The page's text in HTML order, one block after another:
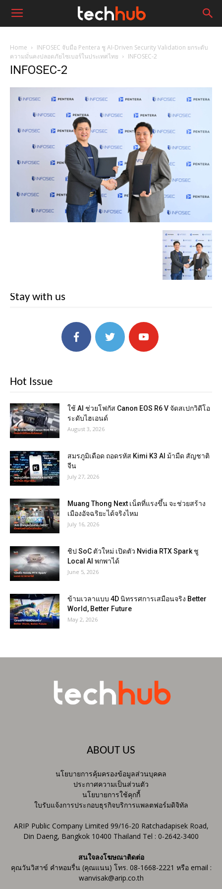
Home
INFOSEC จับมือ Pentera ชู AI-Driven Security Validation ยกระดับ
ความมั่นคงปลอดภัยไซเบอร์ในประเทศไทย
INFOSEC-2
INFOSEC-2
Stay with us
Hot Issue
ใช้ AI ช่วยโฟกัส Canon EOS R6 V จัดสเปกวิดีโอ
ระดับไฮเอนด์
August 3, 2026
สมรภูมิเดือด ถอดรหัส Kimi K3 AI ม้ามืด สัญชาติ
จีน
July 27, 2026
Muang Thong Next เน็ตที่แรงขึ้น จะช่วยสร้าง
เมืองอัจฉริยะได้จริงไหม
July 16, 2026
ชิป SoC ตัวใหม่ เปิดตัว Nvidia RTX Spark ชู
Local AI พกพาได้
June 5, 2026
ข้ามเวลาแบบ 4D นิทรรศการเสมือนจริง Better
World, Better Future
May 2, 2026
ABOUT US
นโยบายการคุ้มครองข้อมูลส่วนบุคคล
ประกาศความเป็นส่วนตัว
นโยบายการใช้คุกกี้
ใบรับแจ้งการประกอบธุรกิจบริการแพลตฟอร์มดิจิทัล
ARIP Public Company Limited 99/16-20 Ratchadapisek Road,
Din Daeng, Bangkok 10400 Thailand Tel : 0-2642-3400
สนใจลงโฆษณาติดต่อ
คุณวันวิสาข์ คำหอมรื่น (คุณแนน) โทร. 08-1668-2221 หรือ email :
wanvisak@arip.co.th